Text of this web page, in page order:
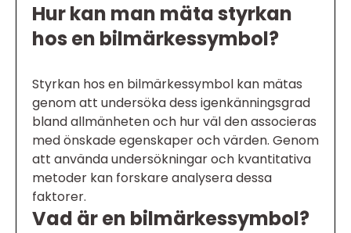
Hur kan man mäta styrkan
hos en bilmärkessymbol?
Styrkan hos en bilmärkessymbol kan mätas
genom att undersöka dess igenkänningsgrad
bland allmänheten och hur väl den associeras
med önskade egenskaper och värden. Genom
att använda undersökningar och kvantitativa
metoder kan forskare analysera dessa
faktorer.
Vad är en bilmärkessymbol?